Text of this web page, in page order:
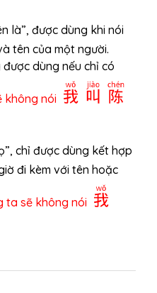
là”, được dùng khi nói
tên của một người.
dùng nếu chỉ có
không nói 我叫陈
chỉ được dùng kết hợp
đi kèm với tên hoặc
ta sẽ không nói 我